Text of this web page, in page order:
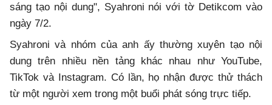
sáng tạo nội dung", Syahroni nói với tờ Detikcom vào
ngày 7/2.
Syahroni và nhóm của anh ấy thường xuyên tạo nội
dung trên nhiều nền tảng khác nhau như YouTube,
TikTok và Instagram. Có lần, họ nhận được thử thách
từ một người xem trong một buổi phát sóng trực tiếp.